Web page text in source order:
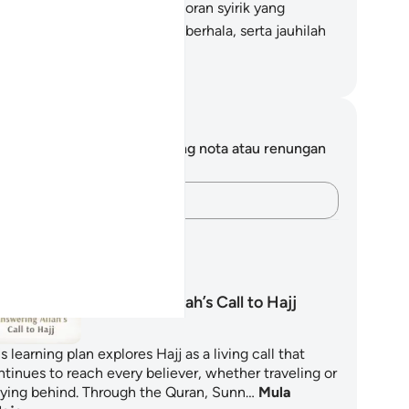
maka jauhilah kekotoran syirik yang
oleh penyembahan berhala, serta jauhilah
tidak mempunyai sebarang nota atau renungan
Answering Allah’s Call to Hajj
learning plan explores Hajj as a living call that
to reach every believer, whether traveling or
behind. Through the Quran, Sunn… Mula